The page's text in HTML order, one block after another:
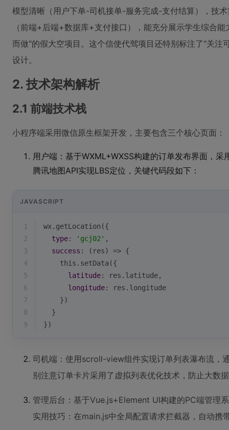
模型清晰（用户下单-司机接单-服务完成-支付结算），技
（前端+后端+数据库+支付接口），能充分展示学生综合
而做"的假大空项目。这个信使代驾项目还特别标注了"关注
设计。
2. 技术架构解析
2.1 前端技术栈
小程序端采用微信原生框架开发，主要包含三个核心页面：
用户端：基于WXML+WXSS构建的订单发布界面，
腾讯地图API实现LBS定位，关键代码段如下：
JAVASCRIPT
1
wx.getLocation({
2
type: 'gcj02' ,
3
success : ( res) => {
4
this .setData({
5
latitude: res.latitude,
6
longitude: res.longitude
7
    })
8
  }
9
})
司机端：使用scroll-view组件实现订单列表瀑布流，
别注意订单卡片采用了虚拟列表优化技术，防止大数
管理后台：基于Vue.js+Element UI构建的PC端管理
实用技巧：在main.js中全局配置请求拦截器，自动携